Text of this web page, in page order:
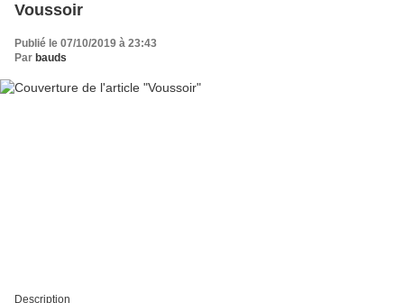
Voussoir
Publié le 07/10/2019 à 23:43
Par bauds
Description